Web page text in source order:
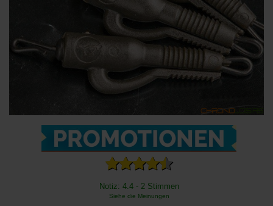
Notiz: 4.4 - 2 Stimmen
Siehe die Meinungen